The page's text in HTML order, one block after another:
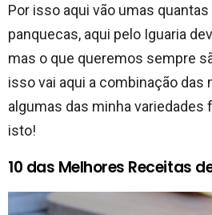
Por isso aqui vão umas
panquecas, aqui pelo Iguaria
mas o que queremos sempre
isso vai aqui a combinação das
algumas das minha variedades
isto!
10 das Melhores Receitas